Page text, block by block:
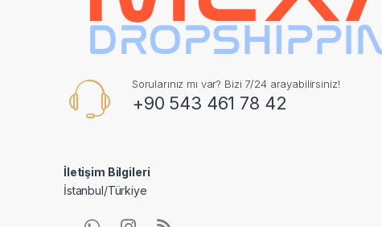
Sorularınız mı var? Bizi 7/24 arayabilirsiniz!
+90 543 461 78 42
İletişim Bilgileri
İstanbul/Türkiye